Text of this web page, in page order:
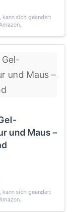
kann sich geändert
und Maus –
kann sich geändert